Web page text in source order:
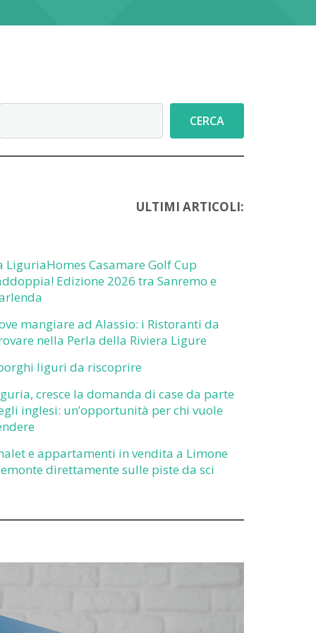
CERCA
ULTIMI ARTICOLI:
LiguriaHomes Casamare Golf Cup
Edizione 2026 tra Sanremo e
mangiare ad Alassio: i Ristoranti da
nella Perla della Riviera Ligure
liguri da riscoprire
cresce la domanda di case da parte
inglesi: un’opportunità per chi vuole
e appartamenti in vendita a Limone
direttamente sulle piste da sci